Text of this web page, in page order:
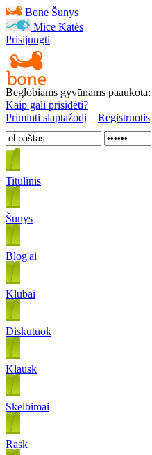
Bone Šunys
Mice Katės
Prisijungti
Beglobiams gyvūnams paaukota:
Kaip gali prisidėti?
Priminti slaptažodį
Registruotis
Titulinis
Šunys
Blog'ai
Klubai
Diskutuok
Klausk
Skelbimai
Rask